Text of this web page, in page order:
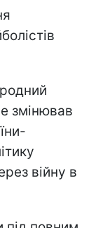
змінював
війну в